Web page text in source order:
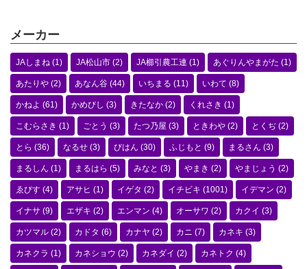
メーカー
JAしまね (1) JA松山市 (2) JA櫛引農工連 (1) あぐりんやまがた (1)
あたりや (2) あなん谷 (44) いちまる (11) いわて (8)
かねよ (61) かめびし (3) きたなか (2) くれさき (1)
こむらさき (1) ごとう (3) たつ乃屋 (3) ときわや (2) とくぢ (2)
とら (36) なるせ (3) びはん (30) ふじもと (9) まるさん (3)
まるしん (1) まるはら (5) みなと (3) やまき (2) やまじょう (2)
ゑびす (4) アサヒ (1) イゲタ (2) イチビキ (1001) イデマン (2)
イナサ (9) エザキ (2) エンマン (4) オーサワ (2) カクイ (3)
カツマル (2) カドタ (6) カナヤ (2) カニ (7) カネキ (3)
カネクラ (1) カネショウ (2) カネダイ (2) カネトク (4)